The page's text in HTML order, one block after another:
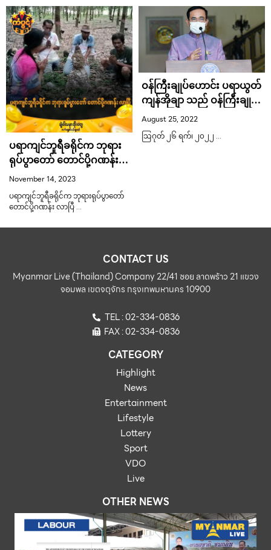
ပရာကျင်ဘူရီခရိုင်က ဘုရား
ရုပ်ပွာတော် တောင်ပို့ဂဏန်း
လာပြီ
November 14, 2023
ပရာကျင်ဘူရီခရိုင်က ဘုရားရုပ်ပွာတော်
တောင်ပို့ဂဏန်း လာပြီ …
ဝန်ကြီးချုပ်ဟောင်း ပရာယွတ်
ကျန်အိုချာ သည် ဝန်ကြီးချုပ်
ရာထူးပြန်ရလာဖို့ရှိနိုင်သလား
August 25, 2022
သြဂုတ် ၂၆ ရက်၊ ၂၀၂၂ …
CONTACT US
Myanmar Live (Thailand) Company 22/41 ซอย ลาดพร้าว 21 แขวง
จอมพล เขตจตุจักร กรุงเทพมหานคร 10900
TEL : 02-334-0836
FAX : 02-334-0836
CATEGORY
Highlight
News
Entertainment
Lifestyle
Lottery
Sport
VDO
Live
OTHER NEWS